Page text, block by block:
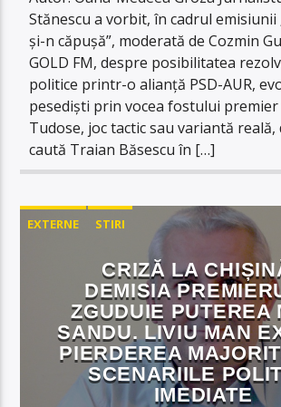
Stănescu a vorbit, în cadrul emisiunii
și-n căpușă”, moderată de Cozmin
GOLD FM, despre posibilitatea
politice printr-o alianță PSD-AUR,
pesediști prin vocea fostului
Tudose, joc tactic sau variantă reală,
caută Traian Băsescu în […]
EXTERNE STIRI
CRIZĂ LA
DEMISIA
ZGUDUIE PUTEREA
SANDU. LIVIU MAN
PIERDEREA
SCENARIILE
IMEDIATE